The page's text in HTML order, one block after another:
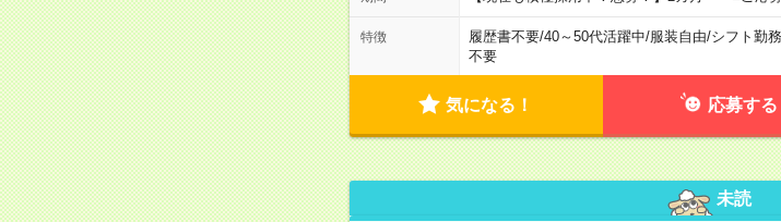
特徴 履歴書不要/40～50代活躍中/服装自由/シフト勤務
不要
気になる！ 応募する
未読